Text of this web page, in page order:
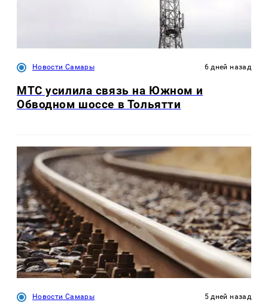
Новости Самары 6 дней назад
МТС усилила связь на Южном и
Обводном шоссе в Тольятти
Новости Самары 5 дней назад